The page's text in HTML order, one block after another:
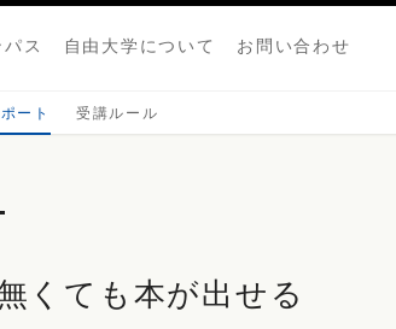
ス 自由大学について お問い合わせ
ート 受講ルール
くても本が出せる